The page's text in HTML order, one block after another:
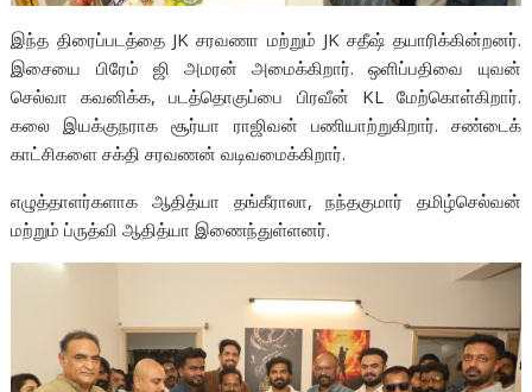
இந்த திரைப்படத்தை JK சரவணா மற்றும் JK சதீஷ் தயாரிக்கின்றனர்.
இசையை பிரேம் ஜி அமரன் அமைக்கிறார். ஒளிப்பதிவை யுவன்
செல்வா கவனிக்க, படத்தொகுப்பை பிரவீன் KL மேற்கொள்கிறார்.
கலை இயக்குநராக சூர்யா ராஜிவன் பணியாற்றுகிறார். சண்டைக்
காட்சிகளை சக்தி சரவணன் வடிவமைக்கிறார்.
எழுத்தாளர்களாக ஆதித்யா தங்கீராலா, நந்தகுமார் தமிழ்செல்வன்
மற்றும் ப்ருத்வி ஆதித்யா இணைந்துள்ளனர்.